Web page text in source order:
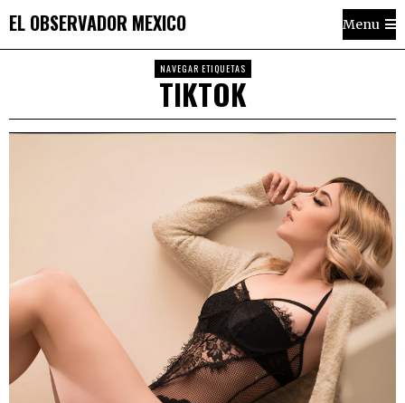
EL OBSERVADOR MEXICO Menu
NAVEGAR ETIQUETAS
TIKTOK